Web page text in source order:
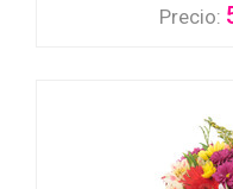
Precio: